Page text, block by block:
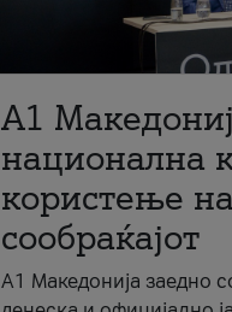
A1
национална
користење
сообраќајот
A1 Македонија заедно